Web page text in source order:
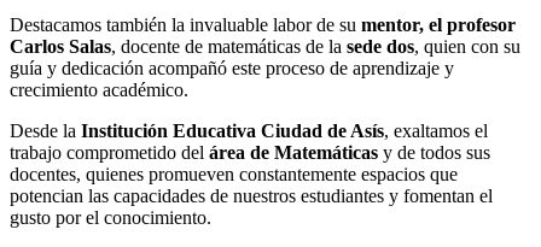
Destacamos también la invaluable labor de su mentor, el profesor
Carlos Salas, docente de matemáticas de la sede dos, quien con su
guía y dedicación acompañó este proceso de aprendizaje y
crecimiento académico.
Desde la Institución Educativa Ciudad de Asís, exaltamos el
trabajo comprometido del área de Matemáticas y de todos sus
docentes, quienes promueven constantemente espacios que
potencian las capacidades de nuestros estudiantes y fomentan el
gusto por el conocimiento.